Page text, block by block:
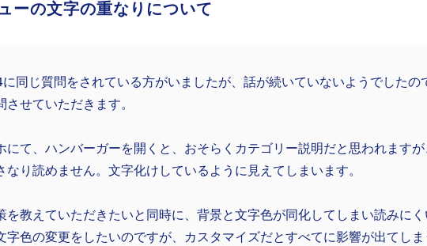
ーの文字の重なりについて
同じ質問をされている方がいましたが、話が続いていないようでしたの
させていただきます。
にて、ハンバーガーを開くと、おそらくカテゴリー説明だと思われます
なり読めません。文字化けしているように見えてしまいます。
を教えていただきたいと同時に、背景と文字色が同化してしまい読みに
字色の変更をしたいのですが、カスタマイズだとすべてに影響が出てしま